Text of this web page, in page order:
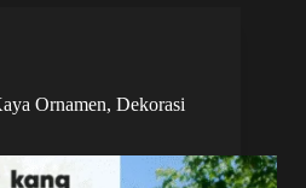
Ornamen, Dekorasi